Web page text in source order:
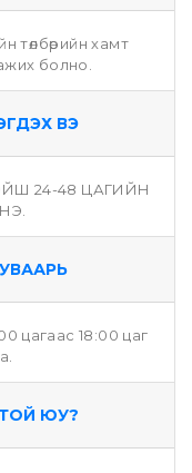
төлбөрийн хамт
болно.
ВЭ
24-48 ЦАГИЙН
цагаас 18:00 цаг
ЮУ?